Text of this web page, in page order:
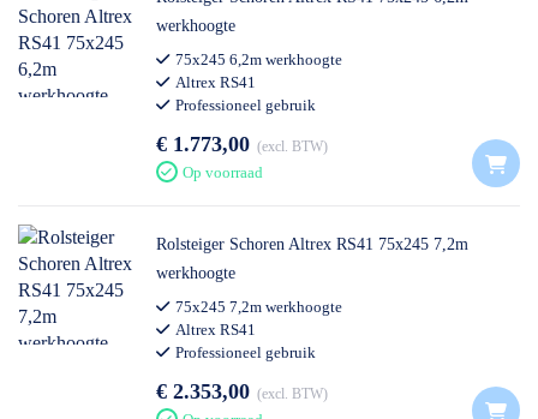
werkhoogte
75x245 6,2m werkhoogte
Altrex RS41
Professioneel gebruik
€ 1.773,00 excl. BTW
Op voorraad
Rolsteiger Schoren Altrex RS41 75x245 7,2m
werkhoogte
75x245 7,2m werkhoogte
Altrex RS41
Professioneel gebruik
€ 2.353,00 excl. BTW